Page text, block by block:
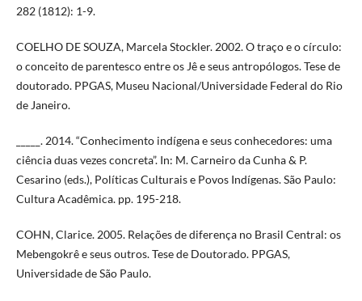
282 (1812): 1-9.
COELHO DE SOUZA, Marcela Stockler. 2002. O traço e o círculo:
o conceito de parentesco entre os Jê e seus antropólogos. Tese de
doutorado. PPGAS, Museu Nacional/Universidade Federal do Rio
de Janeiro.
_____. 2014. “Conhecimento indígena e seus conhecedores: uma
ciência duas vezes concreta”. In: M. Carneiro da Cunha & P.
Cesarino (eds.), Políticas Culturais e Povos Indígenas. São Paulo:
Cultura Acadêmica. pp. 195-218.
COHN, Clarice. 2005. Relações de diferença no Brasil Central: os
Mebengokrê e seus outros. Tese de Doutorado. PPGAS,
Universidade de São Paulo.